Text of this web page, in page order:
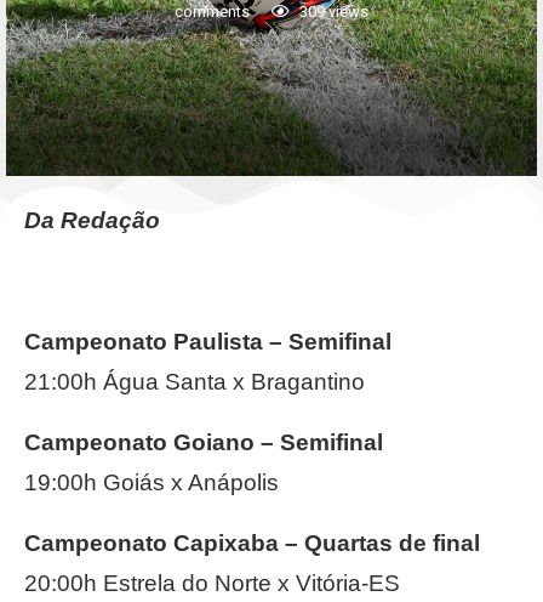
comments
309views
Da Redação
Campeonato Paulista – Semifinal
21:00h Água Santa x Bragantino
Campeonato Goiano – Semifinal
19:00h Goiás x Anápolis
Campeonato Capixaba – Quartas de final
20:00h Estrela do Norte x Vitória-ES